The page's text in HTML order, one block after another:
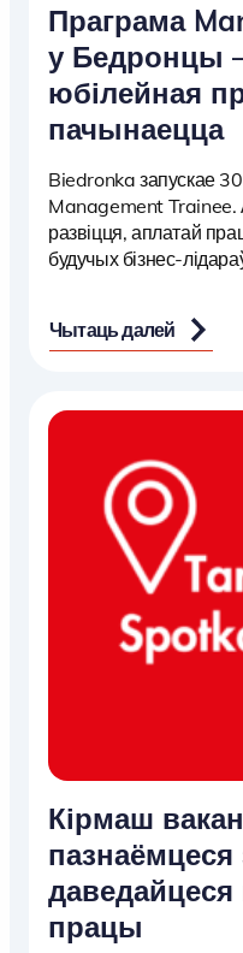
Праграма
у Бедронцы
юбілейная
пачынаецца
Biedronka запускае
Management Trainee.
развіцця, аплатай
будучых бізнес-
Чытаць далей
Кірмаш
пазнаёмцеся
працы